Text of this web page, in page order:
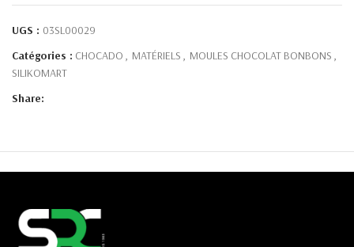
UGS : 03SL00029
Catégories : CHOCADO , MATÉRIELS , MOULES CHOCOLAT BONBONS ,
SILIKOMART
Share: